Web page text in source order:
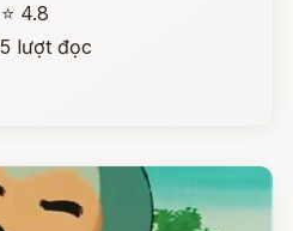
⭐ 4.8
lượt đọc